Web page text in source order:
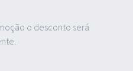
o desconto será